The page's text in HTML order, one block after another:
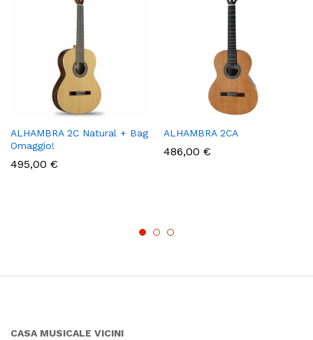
ALHAMBRA 2C Natural + Bag
Omaggio!
495,00 €
ALHAMBRA 2CA
486,00 €
CASA MUSICALE VICINI